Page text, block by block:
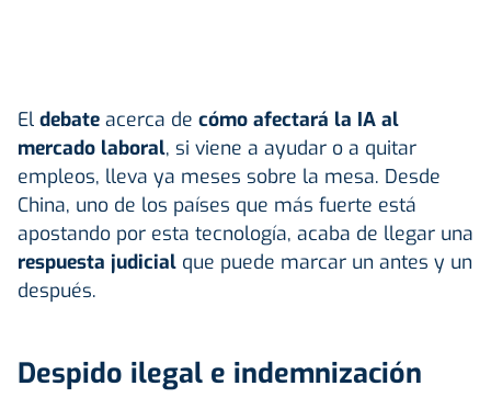
El debate acerca de cómo afectará la IA al
mercado laboral, si viene a ayudar o a quitar
empleos, lleva ya meses sobre la mesa. Desde
China, uno de los países que más fuerte está
apostando por esta tecnología, acaba de llegar una
respuesta judicial que puede marcar un antes y un
después.
Despido ilegal e indemnización